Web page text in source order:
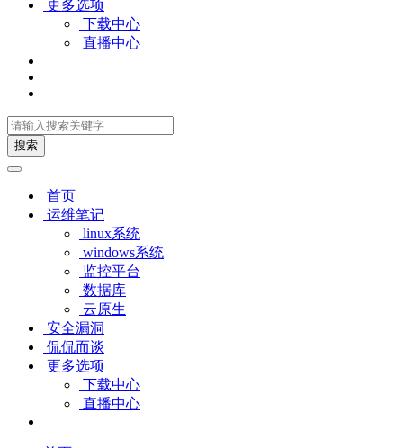
更多选项
下载中心
直播中心
搜索
首页
运维笔记
linux系统
windows系统
监控平台
数据库
云原生
安全漏洞
侃侃而谈
更多选项
下载中心
直播中心